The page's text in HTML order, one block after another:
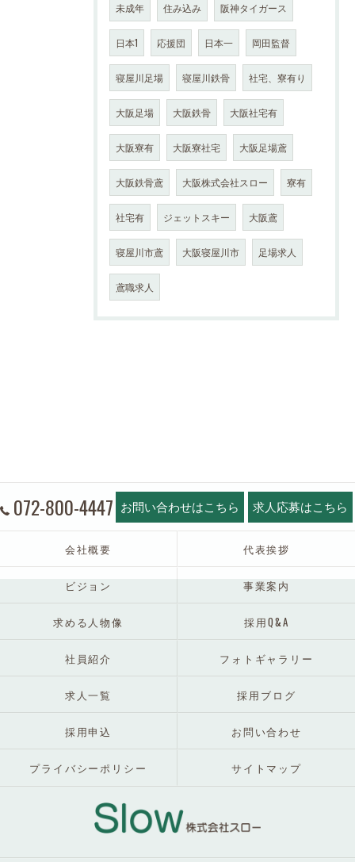
未成年 住み込み 阪神タイガース
日本1 応援団 日本一 岡田監督
寝屋川足場 寝屋川鉄骨 社宅、寮有り
大阪足場 大阪鉄骨 大阪社宅有
大阪寮有 大阪寮社宅 大阪足場鳶
大阪鉄骨鳶 大阪株式会社スロー 寮有
社宅有 ジェットスキー 大阪鳶
寝屋川市鳶 大阪寝屋川市 足場求人
鳶職求人
072-800-4447 お問い合わせはこちら 求人応募はこちら
会社概要 代表挨拶
ビジョン 事業案内
求める人物像 採用Q&A
社員紹介 フォトギャラリー
求人一覧 採用ブログ
採用申込 お問い合わせ
プライバシーポリシー サイトマップ